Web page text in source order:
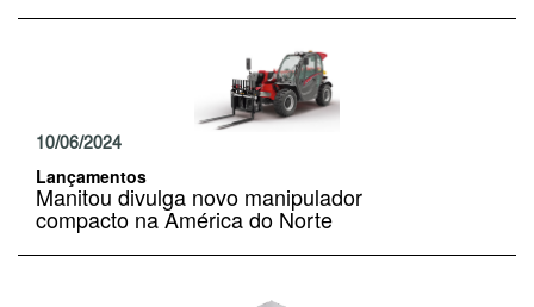
10/06/2024
Lançamentos
Manitou divulga novo manipulador
compacto na América do Norte